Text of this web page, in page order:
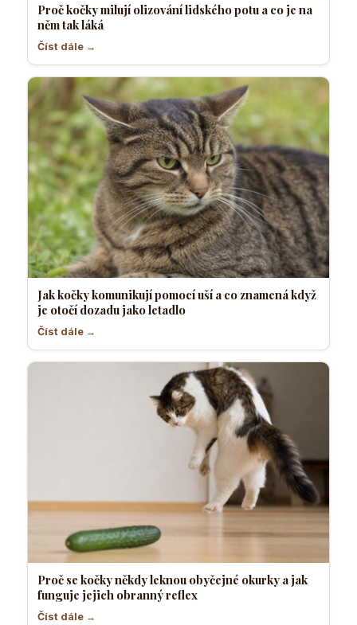
Proč kočky milují olizování lidského potu a co je na
něm tak láká
Číst dále →
Jak kočky komunikují pomocí uší a co znamená když
je otočí dozadu jako letadlo
Číst dále →
Proč se kočky někdy leknou obyčejné okurky a jak
funguje jejich obranný reflex
Číst dále →